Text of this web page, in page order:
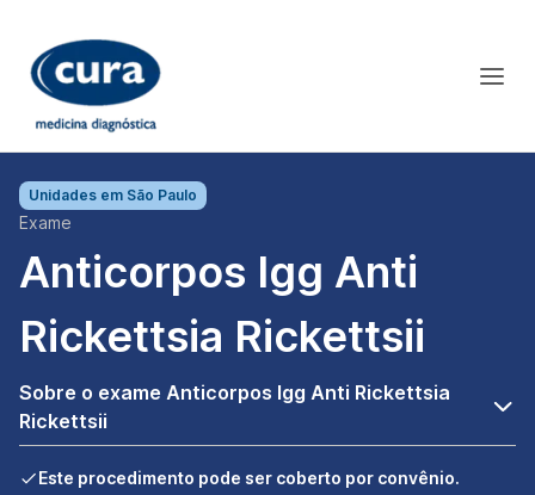
Unidades em São Paulo
Exame
Anticorpos Igg Anti
Rickettsia Rickettsii
Sobre o exame Anticorpos Igg Anti Rickettsia
Rickettsii
Este procedimento pode ser coberto por convênio.